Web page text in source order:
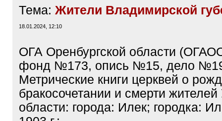
Тема: Жители Владимирской
18.01.2024, 12:10
ОГА Оренбургской области
фонд №173, опись №15, дело
Метрические книги церквей о
бракосочетании и смерти жителей
области: города: Илек; городка: